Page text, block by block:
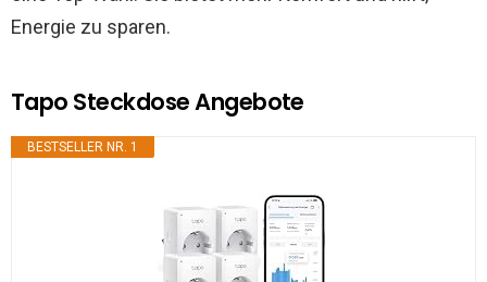
Energie zu sparen.
Tapo Steckdose Angebote
BESTSELLER NR. 1